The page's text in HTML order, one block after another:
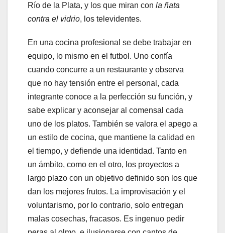
Río de la Plata, y los que miran con la ñata
contra el vidrio, los televidentes.
En una cocina profesional se debe trabajar en
equipo, lo mismo en el futbol. Uno confía
cuando concurre a un restaurante y observa
que no hay tensión entre el personal, cada
integrante conoce a la perfección su función, y
sabe explicar y aconsejar al comensal cada
uno de los platos. También se valora el apego a
un estilo de cocina, que mantiene la calidad en
el tiempo, y defiende una identidad. Tanto en
un ámbito, como en el otro, los proyectos a
largo plazo con un objetivo definido son los que
dan los mejores frutos. La improvisación y el
voluntarismo, por lo contrario, solo entregan
malas cosechas, fracasos. Es ingenuo pedir